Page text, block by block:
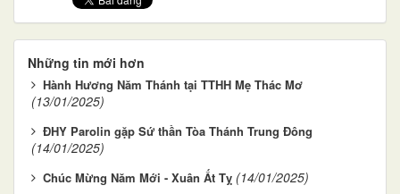
Những tin mới hơn
Hành Hương Năm Thánh tại TTHH Mẹ Thác Mơ
(13/01/2025)
ĐHY Parolin gặp Sứ thần Tòa Thánh Trung Đông
(14/01/2025)
Chúc Mừng Năm Mới - Xuân Ất Tỵ (14/01/2025)